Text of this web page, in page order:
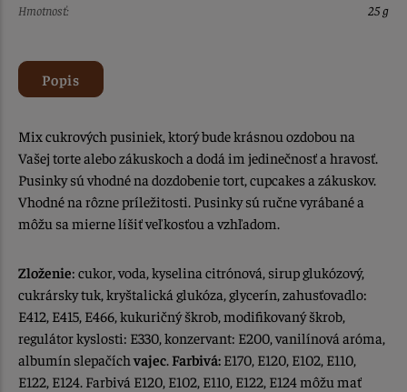
Hmotnosť:
25 g
Popis
Mix cukrových pusiniek, ktorý bude krásnou ozdobou na
Vašej torte alebo zákuskoch a dodá im jedinečnosť a hravosť.
Pusinky sú vhodné na dozdobenie tort, cupcakes a zákuskov.
Vhodné na rôzne príležitosti. Pusinky sú ručne vyrábané a
môžu sa mierne líšiť veľkosťou a vzhľadom.
Zloženie: cukor, voda, kyselina citrónová, sirup glukózový,
cukrársky tuk, kryštalická glukóza, glycerín, zahusťovadlo:
E412, E415, E466, kukuričný škrob, modifikovaný škrob,
regulátor kyslosti: E330, konzervant: E200, vanilínová aróma,
albumín slepačíchvajec Farbivá: E170, E120, E102, E110,
E122, E124. Farbivá E120, E102, E110, E122, E124 môžu mať